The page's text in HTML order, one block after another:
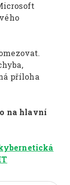
příloha
na hlavní